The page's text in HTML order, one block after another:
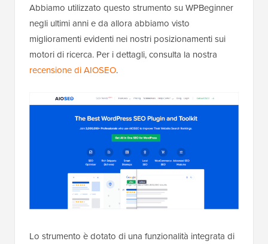
Abbiamo utilizzato questo strumento su WPBeginner
negli ultimi anni e da allora abbiamo visto
miglioramenti evidenti nei nostri posizionamenti sui
motori di ricerca. Per i dettagli, consulta la nostra
recensione di AIOSEO.
Lo strumento è dotato di una funzionalità integrata di